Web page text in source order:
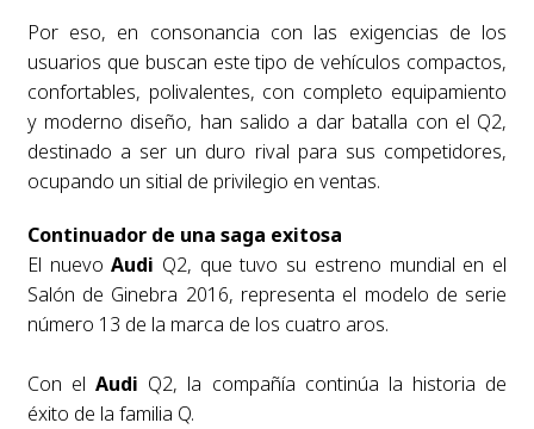
Por eso, en consonancia con las exigencias de los
usuarios que buscan este tipo de vehículos compactos,
confortables, polivalentes, con completo equipamiento
y moderno diseño, han salido a dar batalla con el Q2,
destinado a ser un duro rival para sus competidores,
ocupando un sitial de privilegio en ventas.
Continuador de una saga exitosa
El nuevoAudi Q2, que tuvo su estreno mundial en el
Salón de Ginebra 2016, representa el modelo de serie
número 13 de la marca de los cuatro aros.
Con elAudi Q2, la compañía continúa la historia de
éxito de la familia Q.